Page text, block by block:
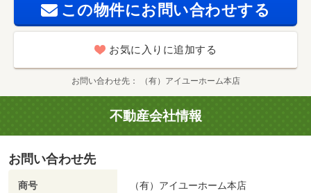
平坦／ネット使用料不要／浄水器／平坦地／電子キー／電
子ロック／築３年以内／防犯ガラス／３駅以上利用可／バ
ス２路線／バス停徒歩３分以内／敷地内ごみ置き場／ドア
タッチキー／オープンキッチン／都市ガス／洗面所にドア
／三面鏡付洗面化粧台／ＢＳ／高速ネット対応／ＬＡＮ／
ＩＴ重説 対応物件／初期費用カード決済可／☆セブンイ
レブン小倉中津口店（コンビニ）まで１２０ｍ／☆ザ・ビ
センター）まで１００ｍ／☆三萩野公園（メディアドー
ム）（公園）まで７１０ｍ／☆北九州市立医療センター
この物件にお問い合わせする
お気に入りに追加する
お問い合わせ先 （有）アイユーホーム本店
不動産会社情報
お問い合わせ先
商号 （有）アイユーホーム本店